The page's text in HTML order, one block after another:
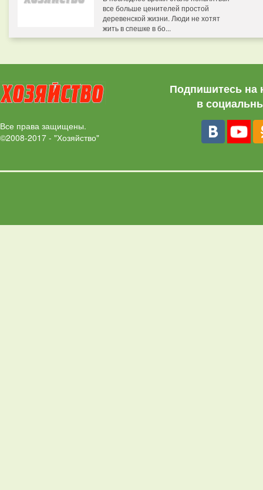
все больше ценителей простой
деревенской жизни. Люди не хотят
жить в спешке в бо...
Все права защищены.
©2008-2017 - "Хозяйство"
Подпишитесь на
в